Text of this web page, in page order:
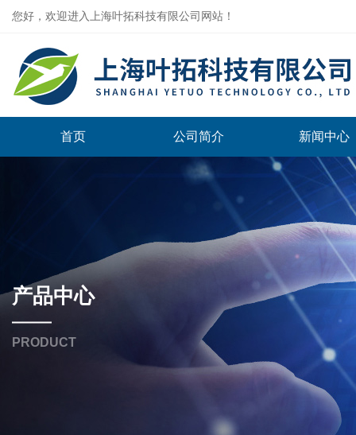
您好，欢迎进入上海叶拓科技有限公司网站！
首页 公司简介 新闻中心
产品中心
PRODUCT